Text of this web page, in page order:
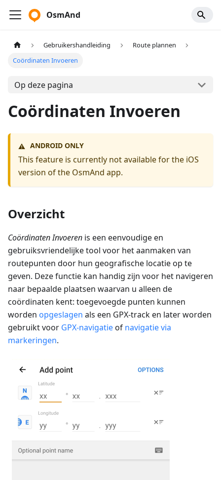
OsmAnd
Gebruikershandleiding
Route plannen
Coördinaten Invoeren
Op deze pagina
Coördinaten Invoeren
⚠️ ANDROID ONLY
This feature is currently not available for the iOS
version of the OsmAnd app.
Overzicht
Coördinaten Invoeren is een eenvoudige en
gebruiksvriendelijke tool voor het aanmaken van
routepunten door hun geografische locatie op te
geven. Deze functie kan handig zijn voor het navigeren
naar bepaalde plaatsen waarvan u alleen de
coördinaten kent: toegevoegde punten kunnen
worden opgeslagen als een GPX-track en later worden
gebruikt voor GPX-navigatieof navigatie via
markeringen.